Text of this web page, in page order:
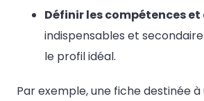
Définir les compétences
indispensables et
le profil idéal.
Par exemple, une fiche destinée